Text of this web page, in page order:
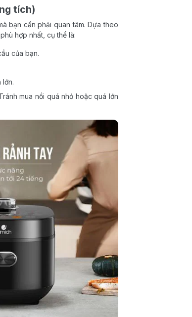
tích)
bạn cần phải quan tâm. Dựa theo
hợp nhất, cụ thể là:
của bạn.
lớn.
mua nồi quá nhỏ hoặc quá lớn